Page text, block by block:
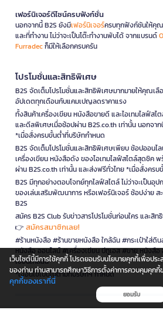
เฟอร์นิเจอร์ดีไซน์ครบฟังก์ชั่น
นอกจากนี้ B2S ยังมีเฟอร์นิเจอร์ครบทุกฟังก์ชันให้คุ
และที่ทำงาน ไม่ว่าจะเป็นโต๊ะทำงานพับได้ จากแบรนด์
Furradecก็มีให้เลือกครบครัน
โปรโมชั่นและสิทธิพิเศษ
B2S จัดเต็มโปรโมชั่นและสิทธิพิเศษมากมายให้คุณเลื
อัปเดตทุกเดือนกับแคมเปญลดราคาแรง
ทั้งสินค้าเครื่องเขียน หนังสือขายดี และไอเทมไลฟ์ส
และดีลพิเศษเมื่อช้อปผ่าน B2S.co.th เท่านั้น นอกจา
*เมื่อสั่งครบขั้นต่ำที่บริษัทกำหนด
B2S จัดเต็มโปรโมชั่นและสิทธิพิเศษเพียบ ช้อปออนไ
เครื่องเขียน หนังสือดัง ของไอเทมไลฟ์สไตล์สุดชิค
ผ่าน B2S.co.th เท่านั้น และส่งฟรีทั่วไทย *เมื่อสั่งคร
B2S มีทุกอย่างตอบโจทย์ทุกไลฟ์สไตล์ ไม่ว่าจะเป็นอุ
ของเล่นเสริมพัฒนาการ หรือเฟอร์นิเจอร์ ช้อปง่าย ส
B2S
สมัคร B2S Club รับข่าวสารโปรโมชั่นก่อนใคร และสิ
👉 สมัครสมาชิกเลย!
#ร้านหนังสือ #ร้านขายหนังสือ ใกล้ฉัน #กระเป๋าใส่ดิ
หนังสือ ออนไลน์ #เครื่องเขียน บีทูเอส #ขาย หนังสือ
เขียนใกล้ฉัน
*เงื่อนไขเป็นไปตามที่บริษัทฯ กำหนด
เว็บไซต์นี้มีการใช้คุกกี้ โปรดยอมรับนโยบายคุกกี้เพื่อปร
ของท่าน ท่านสามารถศึกษาวิธีการตั้งค่าการควบคุมคุก
คุกกี้ของเราที่นี่
ยอมรับ